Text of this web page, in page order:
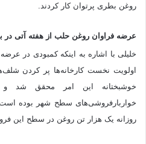
روغن بطری پرتوان کار کردند.
عرضه فراوان روغن حلب از هفته آتی در
خلیلی با اشاره به اینکه کمبودی در
اولویت نخست کارخانه‌ها پر کردن
خوشبختانه این امر محقق شد و
خواربارفروشی‌های سطح شهر بوده
روزانه یک هزار تن روغن در سطح این